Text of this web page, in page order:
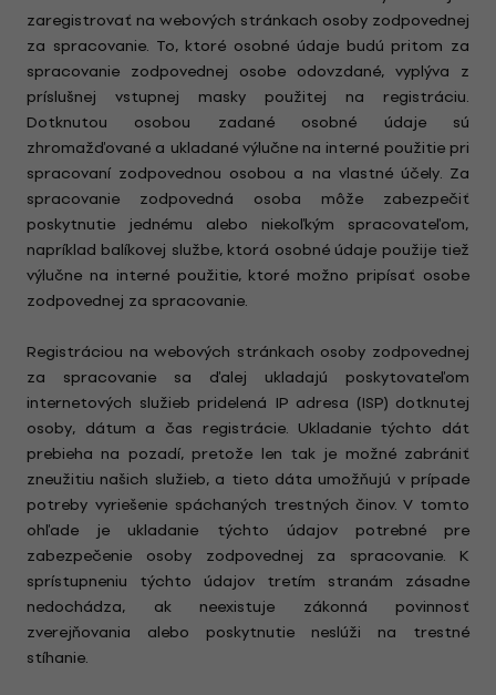
zaregistrovať na webových stránkach osoby zodpovednej
za spracovanie. To, ktoré osobné údaje budú pritom za
spracovanie zodpovednej osobe odovzdané, vyplýva z
príslušnej vstupnej masky použitej na registráciu.
Dotknutou osobou zadané osobné údaje sú
zhromažďované a ukladané výlučne na interné použitie pri
spracovaní zodpovednou osobou a na vlastné účely. Za
spracovanie zodpovedná osoba môže zabezpečiť
poskytnutie jednému alebo niekoľkým spracovateľom,
napríklad balíkovej službe, ktorá osobné údaje použije tiež
výlučne na interné použitie, ktoré možno pripísať osobe
zodpovednej za spracovanie.
Registráciou na webových stránkach osoby zodpovednej
za spracovanie sa ďalej ukladajú poskytovateľom
internetových služieb pridelená IP adresa (ISP) dotknutej
osoby, dátum a čas registrácie. Ukladanie týchto dát
prebieha na pozadí, pretože len tak je možné zabrániť
zneužitiu našich služieb, a tieto dáta umožňujú v prípade
potreby vyriešenie spáchaných trestných činov. V tomto
ohľade je ukladanie týchto údajov potrebné pre
zabezpečenie osoby zodpovednej za spracovanie. K
sprístupneniu týchto údajov tretím stranám zásadne
nedochádza, ak neexistuje zákonná povinnosť
zverejňovania alebo poskytnutie neslúži na trestné
stíhanie.